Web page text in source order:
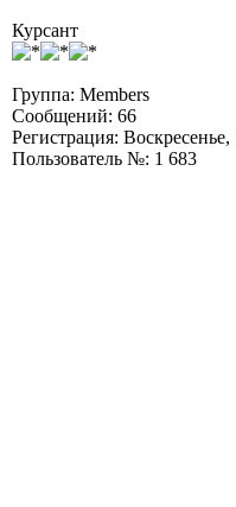
Курсант
Группа: Members
Сообщений: 66
Регистрация:
Пользователь №: 1 683